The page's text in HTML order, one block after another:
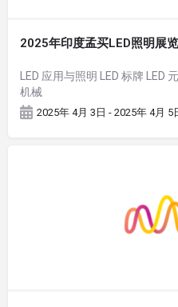
2025年印度孟买LED照明展
LED 应用与照明 LED 标牌 LED
机械
2025年 4月 3日 - 2025年 4月 5